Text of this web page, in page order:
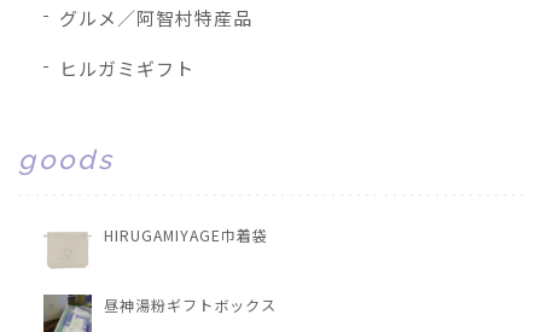
グルメ／阿智村特産品
ヒルガミギフト
goods
HIRUGAMIYAGE巾着袋
昼神湯粉ギフトボックス